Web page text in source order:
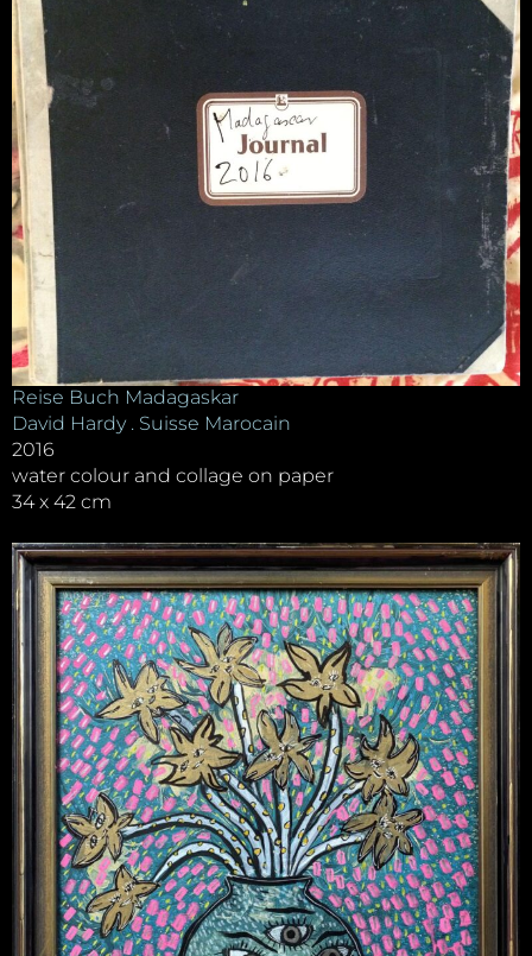
Reise Buch Madagaskar
David Hardy . Suisse Marocain
2016
water colour and collage on paper
34 x 42 cm